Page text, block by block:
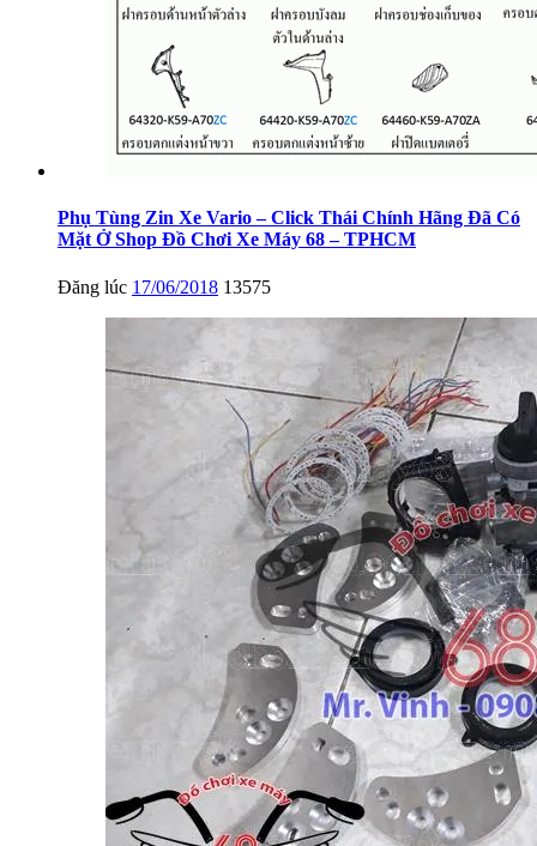
Phụ Tùng Zin Xe Vario – Click Thái Chính Hãng Đã Có
Mặt Ở Shop Đồ Chơi Xe Máy 68 – TPHCM
Đăng lúc 17/06/2018 13575